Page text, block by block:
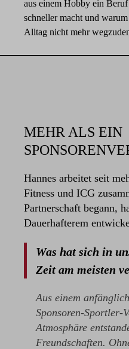
aus einem Hobby ein
schneller macht und
Alltag nicht mehr
MEHR ALS EIN
Hannes arbeitet seit
Fitness und ICG
Partnerschaft begann,
Dauerhafterem
Was hat sich in
Zeit am meisten
Aus einem
Sponsoren-Sportler-
Atmosphäre
Freundschaften.